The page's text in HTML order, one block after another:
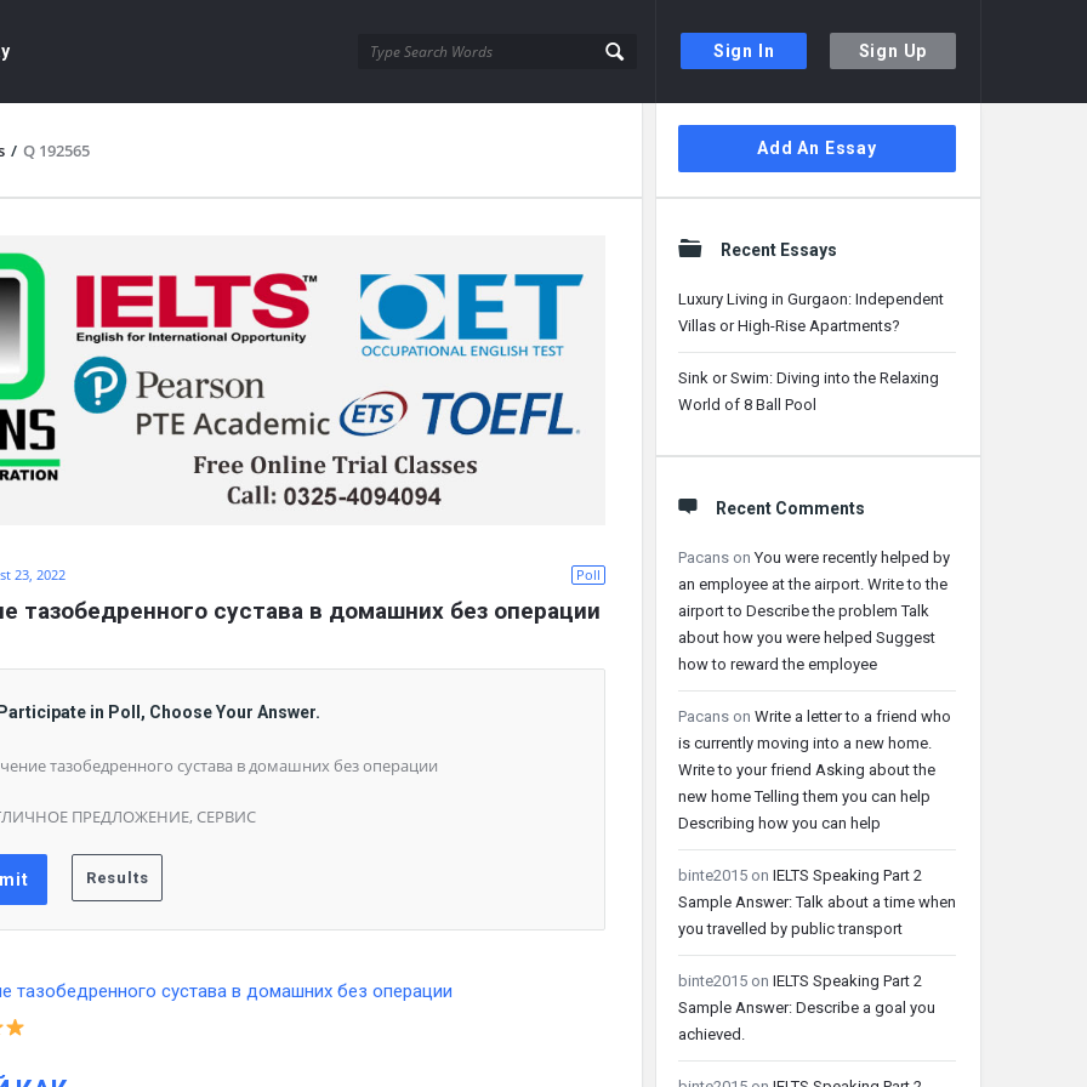
Sign In Sign Up
/ Q 192565
Poll
23, 2022
тазобедренного сустава в домашних без операции
in Poll, Choose Your Answer.
тазобедренного сустава в домашних без операции
ПРЕДЛОЖЕНИЕ, СЕРВИС
Sidebar
Add An Essay
Recent Essays
Luxury Living in Gurgaon: Independent
Villas or High-Rise Apartments?
Sink or Swim: Diving into the Relaxing
World of 8 Ball Pool
Recent Comments
Pacans onYou were recently helped by
an employee at the airport. Write to the
airport to Describe the problem Talk
about how you were helped Suggest
how to reward the employee
Pacans on Write a letter to a friend who
is currently moving into a new home.
Write to your friend Asking about the
new home Telling them you can help
Describing how you can help
binte2015 on IELTS Speaking Part 2
Sample Answer: Talk about a time when
you travelled by public transport
binte2015 on IELTS Speaking Part 2
Sample Answer: Describe a goal you
achieved.